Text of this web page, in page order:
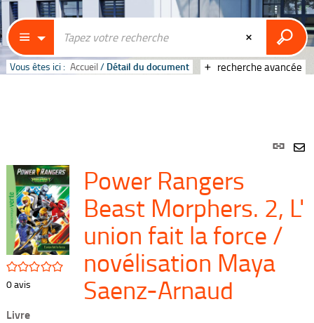
recherche avancée
Vous êtes ici : Accueil / Détail du document
Lien
/5
0avis
Power Rangers
Beast Morphers. 2, L'
union fait la force /
novélisation Maya
Saenz-Arnaud
Livre